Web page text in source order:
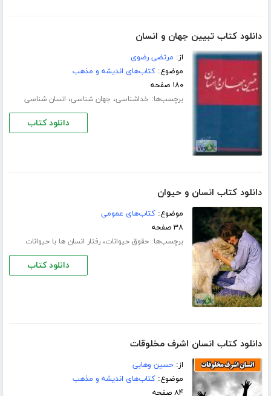
دانلود کتاب تبیین جهان و انسان
از: مرتضی رضوی
موضوع:کتاب‌های اندیشه و مذهب
۱۸۰ صفحه
برچسب‌ها: خداشناسی، جهان شناسی، انسان شناسی
دانلود کتاب
دانلود کتاب انسان و حیوان
موضوع:کتاب‌های عمومی
۳۸ صفحه
برچسب‌ها:حقوق حیوانات،رفتار انسان ها با حیوانات
دانلود کتاب
دانلود کتاب انسان اشرف مخلوقات
از:حسین وھابی
موضوع:کتاب‌های اندیشه و مذهب
۸۴ صفحه